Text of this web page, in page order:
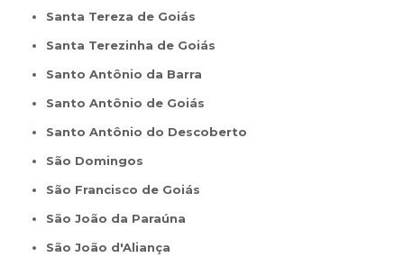
Santa Tereza de Goiás
Santa Terezinha de Goiás
Santo Antônio da Barra
Santo Antônio de Goiás
Santo Antônio do Descoberto
São Domingos
São Francisco de Goiás
São João da Paraúna
São João d'Aliança